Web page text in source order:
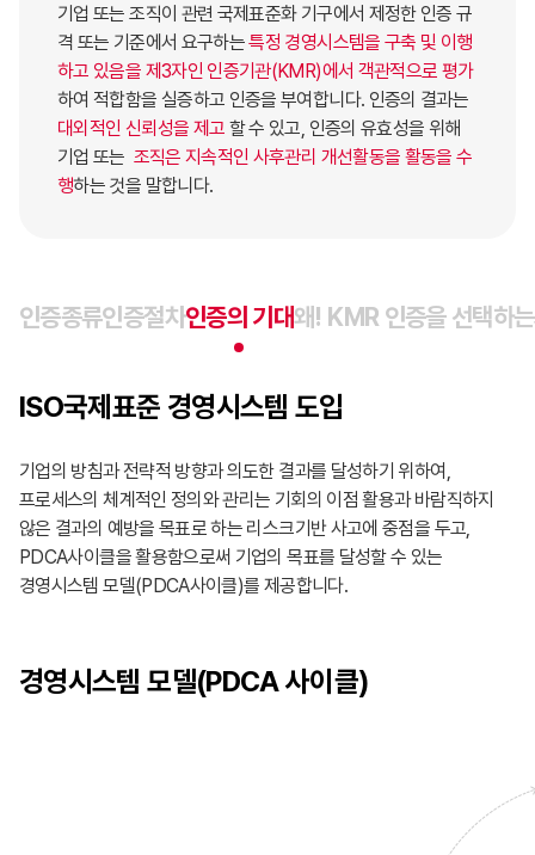
기업 또는 조직이 관련 국제표준화 기구에서 제정한 인증 규
격 또는 기준에서 요구하는특정 경영시스템을 구축 및 이행
하고 있음을 제3자인 인증기관(KMR)에서 객관적으로 평가
하여 적합함을 실증하고 인증을 부여합니다. 인증의 결과는
대외적인 신뢰성을 제고 할 수 있고, 인증의 유효성을 위해
기업 또는 조직은 지속적인 사후관리 개선활동을 활동을 수
행하는 것을 말합니다.
인증종류인증절차인증의 기대왜! KMR 인증을 선택하
ISO국제표준 경영시스템 도입
기업의 방침과 전략적 방향과 의도한 결과를 달성하기 위하여,
프로세스의 체계적인 정의와 관리는 기회의 이점 활용과 바람직하지
않은 결과의 예방을 목표로 하는 리스크기반 사고에 중점을 두고,
PDCA사이클을 활용함으로써 기업의 목표를 달성할 수 있는
경영시스템 모델(PDCA사이클)를 제공합니다.
경영시스템 모델(PDCA 사이클)